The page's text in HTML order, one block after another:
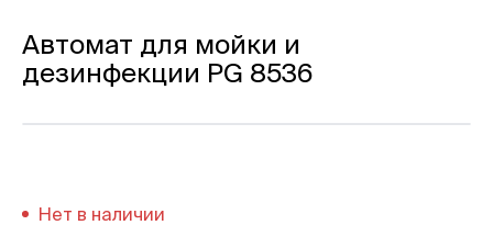
Автомат для мойки и
дезинфекции PG 8536
Нет в наличии